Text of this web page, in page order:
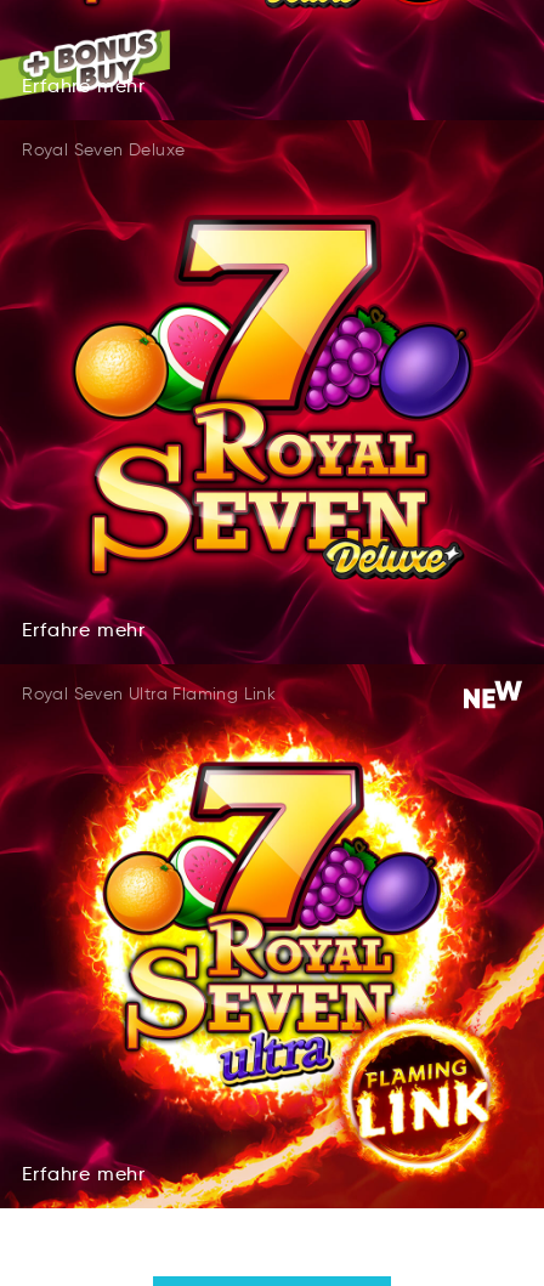
Erfahre
farEehr
Erfahre
mehr
rehm
mehr
Royal Seven Deluxe
Erfahre
Efhraer
Erfahre
mehr
hemr
mehr
Royal Seven Ultra Flaming Link
Erfahre
rfEhrea
Erfahre
merh
mehr